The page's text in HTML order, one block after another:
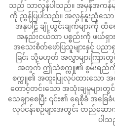
သည် သာလွန်ပါသည်။ အမှန်အကန်မျ
ကို ညွှန်ပြပါသည်။ အလွန်နူးညံ့သော အ
အနုပါဠိ ချို့ယွင်းချက်များကို ထိ
အနည်းငယ်သာ ပစ္စည်းကို ဖယ်ရှာ
အသေးစိတ်ဖော်ပြသူများနှင့် ပ
ခြင်း သို့မဟုတ် အလွှာများကြားတွ
အတွက် ဤသဲစက္ကူ၏ စွမ်းရည်ကို
စက္ကူ၏ အထူးပြုလုပ်ထားသော အ
တောင့်တင်းသော အသုံးချမှုများ
သေချာစေပြီး ၎င်း၏ ရေစိုခံ အခြ
လုပ်ငန်းစဉ်များအတွင်း တည်ဆေ
ပါသ